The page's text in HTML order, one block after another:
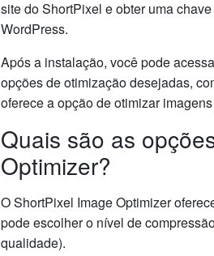
site do ShortPixel e obter uma
WordPress.
Após a instalação, você pode
opções de otimização desejadas,
oferece a opção de otimizar
Quais são as
Optimizer?
O ShortPixel Image Optimizer
pode escolher o nível de
qualidade).